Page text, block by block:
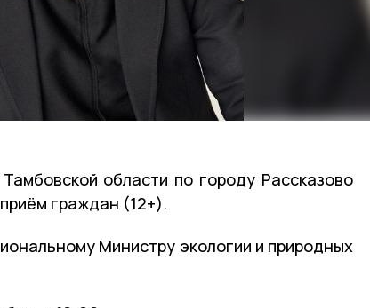
области по городу Рассказово
граждан (12+).
Министру экологии и природных